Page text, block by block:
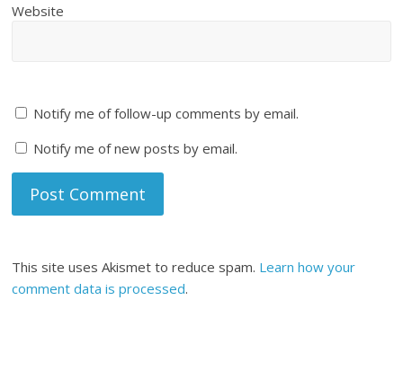
Website
Notify me of follow-up comments by email.
Notify me of new posts by email.
This site uses Akismet to reduce spam. Learn how your
comment data is processed.